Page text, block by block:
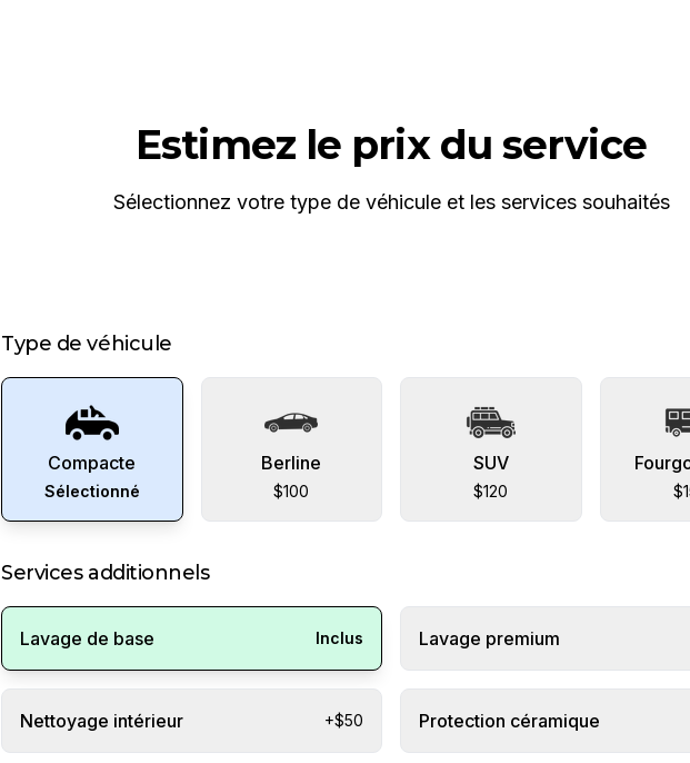
Estimez le prix du service
Sélectionnez votre type de véhicule et les services souhaités
Type de véhicule
Compacte
Sélectionné
Berline
$100
SUV
$120
Services additionnels
Lavage de base Inclus Lavage premium
Nettoyage intérieur +$50 Protection céramique